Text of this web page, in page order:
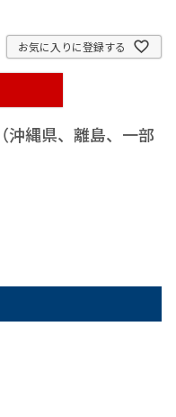
お気に入りに登録する
沖縄県、離島、一部